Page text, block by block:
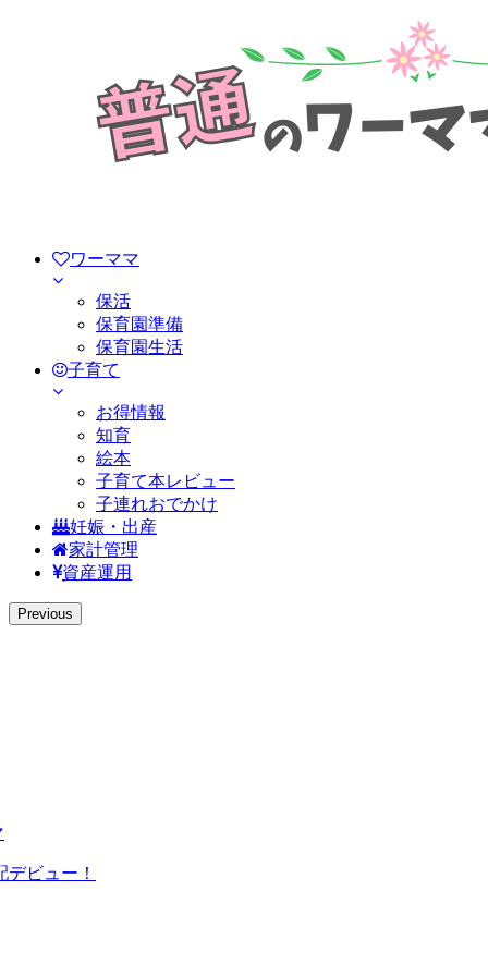
ワーママ
保活
保育園準備
保育園生活
子育て
お得情報
知育
絵本
子育て本レビュー
子連れおでかけ
妊娠・出産
家計管理
資産運用
Previous
ビュー！